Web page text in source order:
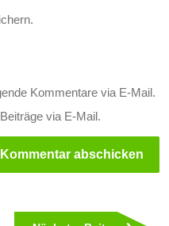
Kommentare via E-Mail.
via E-Mail.